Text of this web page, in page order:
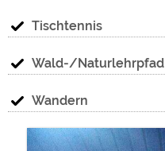
Tischtennis
Wald-/Naturlehrpfad
Wandern